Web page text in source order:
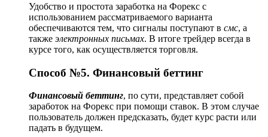
Удобство и простота заработка на Форекс с
использованием рассматриваемого варианта
обеспечиваются тем, что сигналы поступают в смс, а
также электронных письмах. В итоге трейдер всегда в
курсе того, как осуществляется торговля.
Способ №5. Финансовый беттинг
Финансовый беттинг, по сути, представляет собой
заработок на Форекс при помощи ставок. В этом случае
пользователь должен предсказать, будет курс расти или
падать в будущем.